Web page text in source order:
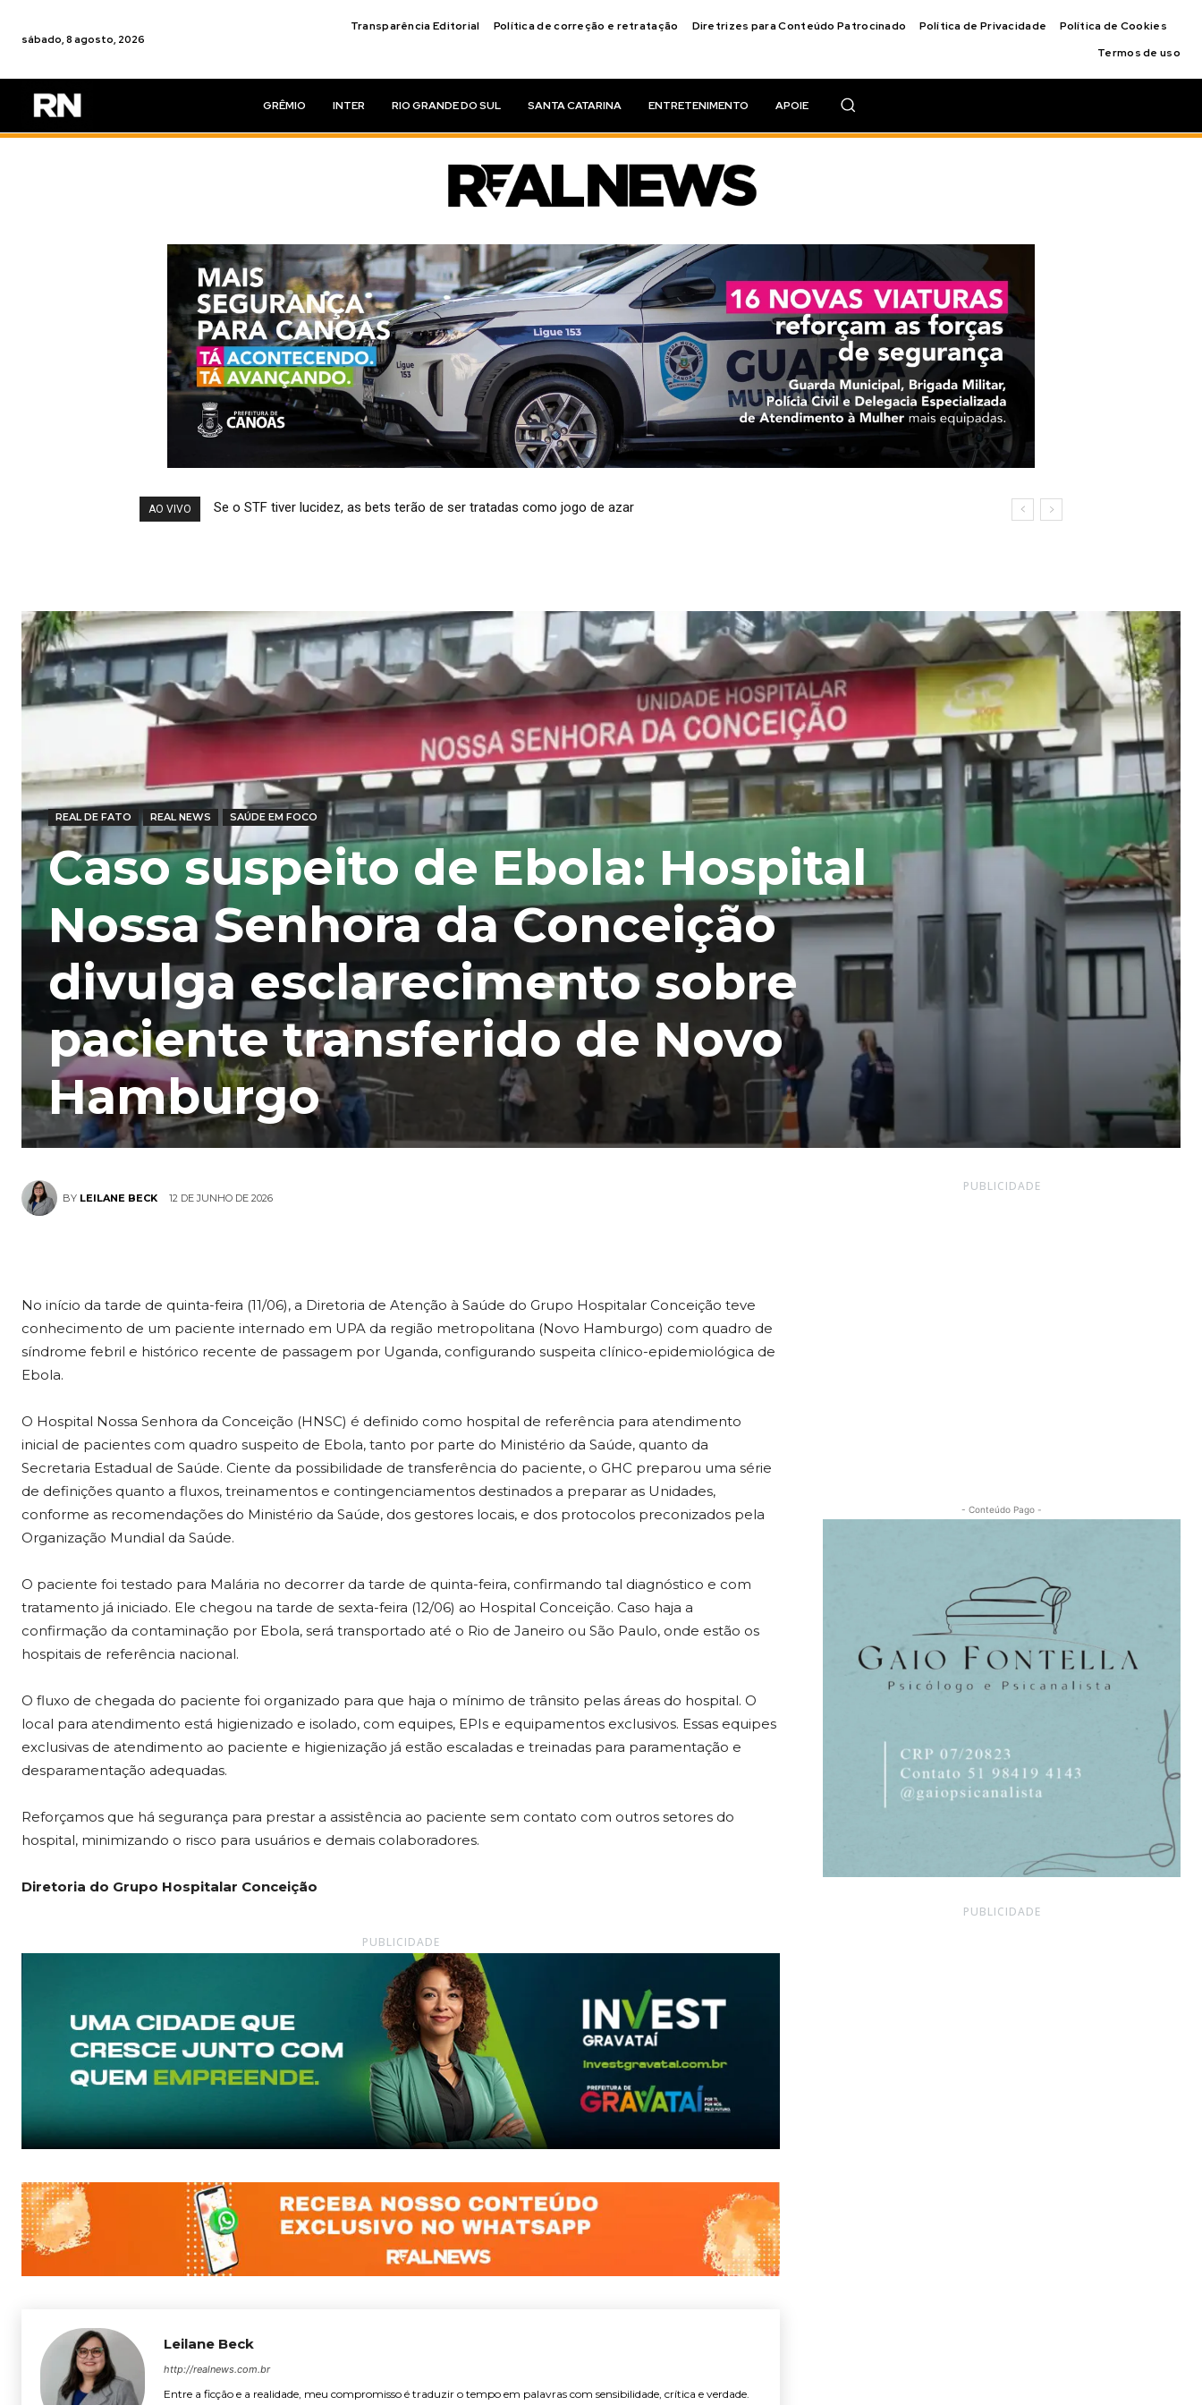
sábado, 8 agosto, 2026
Transparência Editorial Política de correção e retratação Diretrizes para Conteúdo Patrocinado Política de Privacidade
Política de Cookies
Termos de uso
GRÊMIO INTER RIO GRANDE DO SUL SANTA CATARINA ENTRETENIMENTO APOIE
AO VIVO Temporais afetam abastecimento de água em 37 cidades do RS
REAL DE FATO REAL NEWS SAÚDE EM FOCO
Caso suspeito de Ebola: Hospital
Nossa Senhora da Conceição
divulga esclarecimento sobre
paciente transferido de Novo
Hamburgo
BY LEILANE BECK 12 DE JUNHO DE 2026
No início da tarde de quinta-feira (11/06), a Diretoria de Atenção à Saúde do Grupo Hospitalar Conceição teve
conhecimento de um paciente internado em UPA da região metropolitana (Novo Hamburgo) com quadro de
síndrome febril e histórico recente de passagem por Uganda, configurando suspeita clínico-epidemiológica de
Ebola.
O Hospital Nossa Senhora da Conceição (HNSC) é definido como hospital de referência para atendimento
inicial de pacientes com quadro suspeito de Ebola, tanto por parte do Ministério da Saúde, quanto da
Secretaria Estadual de Saúde. Ciente da possibilidade de transferência do paciente, o GHC preparou uma série
de definições quanto a fluxos, treinamentos e contingenciamentos destinados a preparar as Unidades,
conforme as recomendações do Ministério da Saúde, dos gestores locais, e dos protocolos preconizados pela
Organização Mundial da Saúde.
O paciente foi testado para Malária no decorrer da tarde de quinta-feira, confirmando tal diagnóstico e com
tratamento já iniciado. Ele chegou na tarde de sexta-feira (12/06) ao Hospital Conceição. Caso haja a
confirmação da contaminação por Ebola, será transportado até o Rio de Janeiro ou São Paulo, onde estão os
hospitais de referência nacional.
O fluxo de chegada do paciente foi organizado para que haja o mínimo de trânsito pelas áreas do hospital. O
local para atendimento está higienizado e isolado, com equipes, EPIs e equipamentos exclusivos. Essas equipes
exclusivas de atendimento ao paciente e higienização já estão escaladas e treinadas para paramentação e
desparamentação adequadas.
Reforçamos que há segurança para prestar a assistência ao paciente sem contato com outros setores do
hospital, minimizando o risco para usuários e demais colaboradores.
Diretoria do Grupo Hospitalar Conceição
PUBLICIDADE
Leilane Beck
http://realnews.com.br
Entre a ficção e a realidade, meu compromisso é traduzir o tempo em palavras com sensibilidade, crítica e verdade.
PUBLICIDADE
- Conteúdo Pago -
PUBLICIDADE